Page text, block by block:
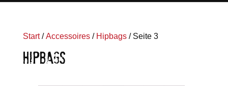
Start/Accessoires/ Hipbags/ Seite 3
HIPBAGS